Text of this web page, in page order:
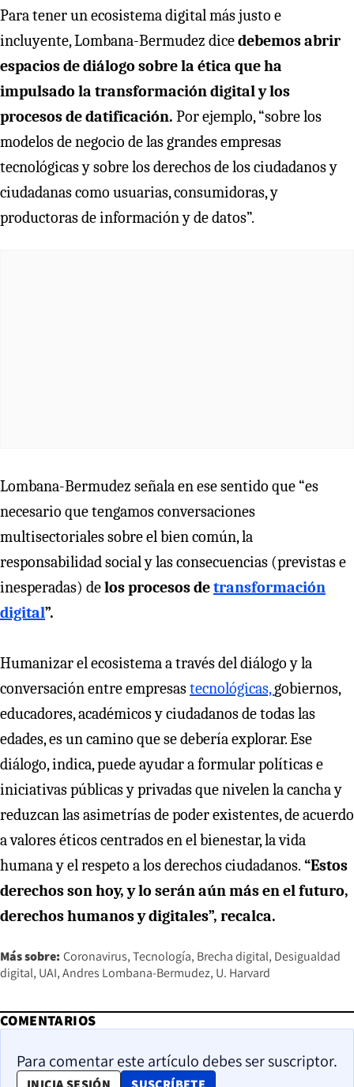
Para tener un ecosistema digital más justo e
incluyente, Lombana-Bermudez dicedebemos abrir
espacios de diálogo sobre la ética que ha
impulsado la transformación digital y los
procesos de datificación. Por ejemplo, “sobre los
modelos de negocio de las grandes empresas
tecnológicas y sobre los derechos de los ciudadanos y
ciudadanas como usuarias, consumidoras, y
productoras de información y de datos”.
Lombana-Bermudez señala en ese sentido que “es
necesario que tengamos conversaciones
multisectoriales sobre el bien común, la
responsabilidad social y las consecuencias (previstas e
inesperadas) delos procesos detransformación
digital”.
Humanizar el ecosistema a través del diálogo y la
conversación entre empresastecnológicas,gobiernos,
educadores, académicos y ciudadanos de todas las
edades, es un camino que se debería explorar. Ese
diálogo, indica, puede ayudar a formular políticas e
iniciativas públicas y privadas que nivelen la cancha y
reduzcan las asimetrías de poder existentes, de acuerdo
a valores éticos centrados en el bienestar, la vida
humana y el respeto a los derechos ciudadanos. “Estos
derechos son hoy, y lo serán aún más en el futuro,
derechos humanos y digitales”, recalca.
Más sobre: Coronavirus Tecnología Brecha digital Desigualdad
digital UAI Andres Lombana-Bermudez U. Harvard
COMENTARIOS
Para comentar este artículo debes ser suscriptor.
OPENS IN NEW WINDOW